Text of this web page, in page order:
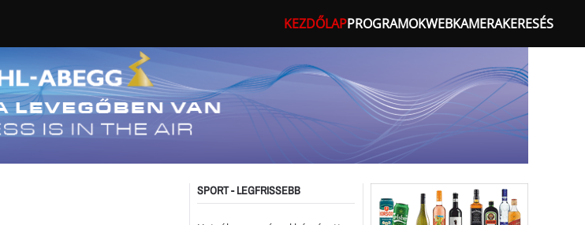
KEZDŐLAPPROGRAMOKWEBKAMERAKERESÉS
SPORT - LEGFRISSEBB